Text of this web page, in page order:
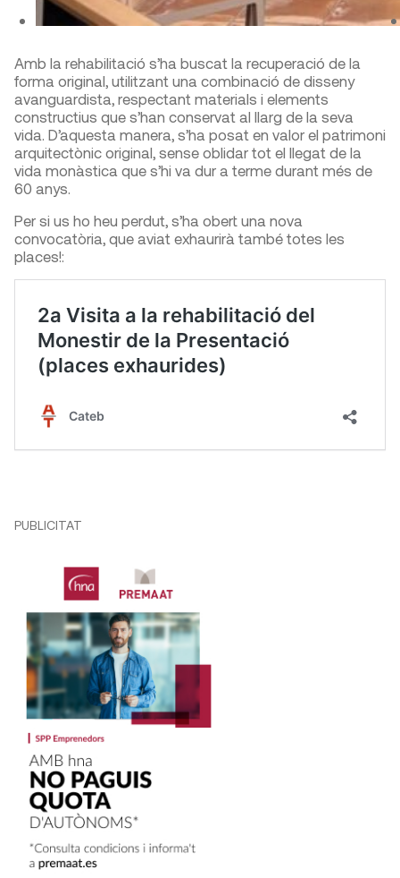
Amb la rehabilitació s’ha buscat la recuperació de la
forma original, utilitzant una combinació de disseny
avanguardista, respectant materials i elements
constructius que s’han conservat al llarg de la seva
vida. D’aquesta manera, s’ha posat en valor el patrimoni
arquitectònic original, sense oblidar tot el llegat de la
vida monàstica que s’hi va dur a terme durant més de
60 anys.
Per si us ho heu perdut, s’ha obert una nova
convocatòria, que aviat exhaurirà també totes les
places!:
PUBLICITAT